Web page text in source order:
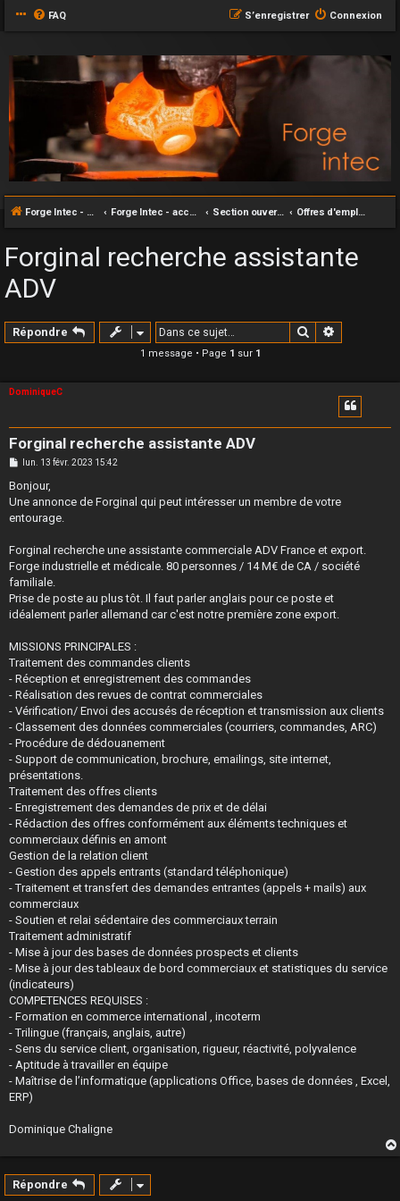
FAQ Connexion
S’enregistrer
Forge Intec - accueil Forge Intec - accueil Section ouverte au grand publique Offres d'emploi: En lien avec la forge
Forginal recherche assistante
ADV
Répondre Rechercher
1 message • Page 1 sur 1
DominiqueC
Forginal recherche assistante ADV
M
s
a
g
lun. 13 févr. 2023 15:42
Bonjour,
Une annonce de Forginal qui peut intéresser un membre de votre
entourage.
Forginal recherche une assistante commerciale ADV France et export.
Forge industrielle et médicale. 80 personnes / 14 M€ de CA / société
familiale.
Prise de poste au plus tôt. Il faut parler anglais pour ce poste et
idéalement parler allemand car c'est notre première zone export.
MISSIONS PRINCIPALES :
Traitement des commandes clients
- Réception et enregistrement des commandes
- Réalisation des revues de contrat commerciales
- Vérification/ Envoi des accusés de réception et transmission aux clients
- Classement des données commerciales (courriers, commandes, ARC)
- Procédure de dédouanement
- Support de communication, brochure, emailings, site internet,
présentations.
Traitement des offres clients
- Enregistrement des demandes de prix et de délai
- Rédaction des offres conformément aux éléments techniques et
commerciaux définis en amont
Gestion de la relation client
- Gestion des appels entrants (standard téléphonique)
- Traitement et transfert des demandes entrantes (appels + mails) aux
commerciaux
- Soutien et relai sédentaire des commerciaux terrain
Traitement administratif
- Mise à jour des bases de données prospects et clients
- Mise à jour des tableaux de bord commerciaux et statistiques du service
(indicateurs)
COMPETENCES REQUISES :
- Formation en commerce international , incoterm
- Trilingue (français, anglais, autre)
- Sens du service client, organisation, rigueur, réactivité, polyvalence
- Aptitude à travailler en équipe
- Maîtrise de l’informatique (applications Office, bases de données , Excel,
ERP)
Dominique Chaligne
Répondre